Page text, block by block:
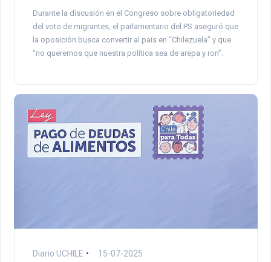
Durante la discusión en el Congreso sobre obligatoriedad
del voto de migrantes, el parlamentario del PS aseguró que
la oposición busca convertir al país en “Chilezuela” y que
“no queremos que nuestra política sea de arepa y ron”.
Diario UCHILE 15-07-2025